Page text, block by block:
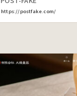
https://postfake.com/